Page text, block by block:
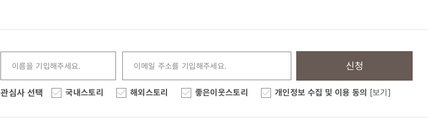
신청
관심사 선택 국내스토리 해외스토리 좋은이웃스토리 개인정보 수집 및 이용 동의 [보기]